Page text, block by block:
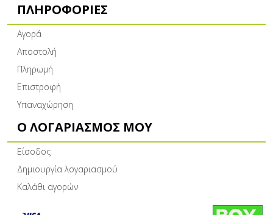
ΠΛΗΡΟΦΟΡΊΕΣ
Αγορά
Αποστολή
Πληρωμή
Επιστροφή
Υπαναχώρηση
Ο ΛΟΓΑΡΙΑΣΜΌΣ ΜΟΥ
Είσοδος
Δημιουργία λογαριασμού
Καλάθι αγορών